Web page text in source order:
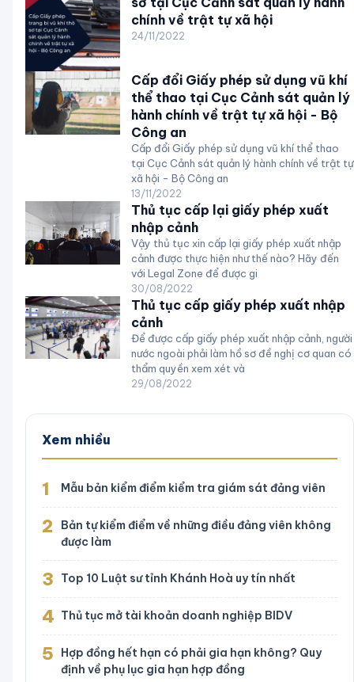
chính về trật tự xã hội
24/11/2022
Cấp đổi Giấy phép sử dụng vũ khí
thể thao tại Cục Cảnh sát quản lý
hành chính về trật tự xã hội - Bộ
Công an
Cấp đổi Giấy phép sử dụng vũ khí thể thao
tại Cục Cảnh sát quản lý hành chính về trật tự
xã hội - Bộ Công an
13/11/2022
Thủ tục cấp lại giấy phép xuất
nhập cảnh
Vậy thủ tục xin cấp lại giấy phép xuất nhập
cảnh được thực hiện như thế nào? Hãy đến
với Legal Zone để được gi
30/08/2022
Thủ tục cấp giấy phép xuất nhập
cảnh
Để được cấp giấy phép xuất nhập cảnh, người
nước ngoài phải làm hồ sơ đề nghị cơ quan có
thẩm quyền xem xét và
29/08/2022
Xem nhiều
1 Mẫu bản kiểm điểm kiểm tra giám sát đảng viên
2
Bản tự kiểm điểm về những điều đảng viên không
được làm
3 Top 10 Luật sư tỉnh Khánh Hoà uy tín nhất
4 Thủ tục mở tài khoản doanh nghiệp BIDV
5
Hợp đồng hết hạn có phải gia hạn không? Quy
định về phụ lục gia hạn hợp đồng